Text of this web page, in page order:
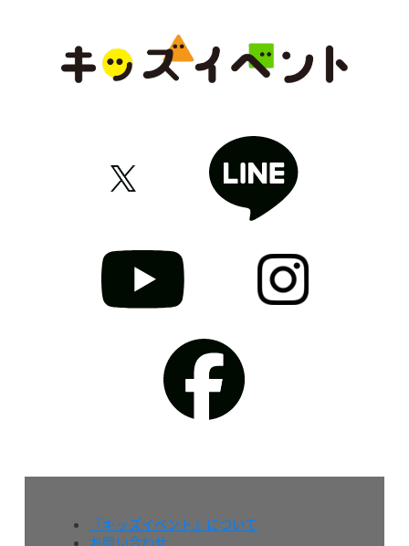
『キッズイベント』について